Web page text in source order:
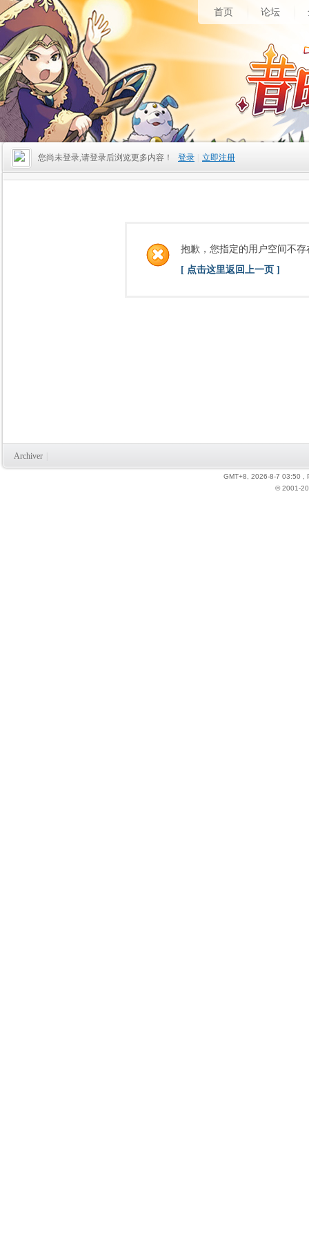
首页 论坛
您尚未登录,请登录后浏览更多内容！ 登录 立即注册
抱歉，您指定的用户空间不存
[ 点击这里返回上一页 ]
Archiver
GMT+8, 2026-8-7 03:50
© 2001-